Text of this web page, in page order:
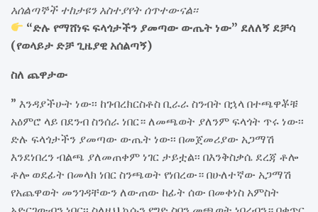
አሰልጣኞች ተከታዩን አስተያየት ሰጥተውናል፡፡
“ድሉ የማሸነፍ ፍላጎታችን ያመጣው ውጤት ነው” ደለለኝ ደቻሳ
(የወላይታ ድቻ ጊዜያዊ አሰልጣኝ)
ስለ ጨዋታው
” እንዳያችሁት ነው፡፡ ከገብረክርስቶስ ቢራራ ስንብት በኋላ በተጫዋቾቹ
አዕምሮ ላይ በደንብ ስንሰራ ነበር። ለመጫወት ያለንም ፍላጎት ጥሩ ነው፡፡
ድሉ ፍላጎታችን ያመጣው ውጤት ነው፡፡ በመጀመሪያው አጋማሽ
እንደነበረን ብልጫ ያለመጠቀም ነገር ታይቷል፡፡ በእንቅስቃሴ ደረጃ ቶሎ
ቶሎ ወደፊት በመላክ ነበር ስንጫወት የነበረው። በሁለተኛው አጋማሽ
የአጨዋወት መንገዳቸውን ለውጠው ከፊት ሰው በመቀነስ አምስት